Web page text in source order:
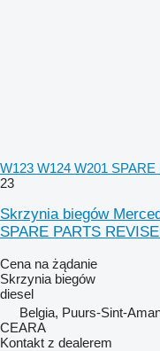
W123 W124 W201
23
Skrzynia biegów
SPARE PARTS
Cena na żądanie
Skrzynia biegów
diesel
Belgia, Puurs-Sint-
CEARA
Kontakt z dealerem